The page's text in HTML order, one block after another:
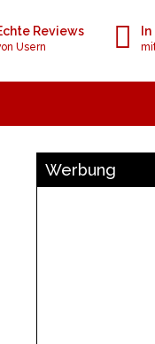
Reviews
Usern
Werbung